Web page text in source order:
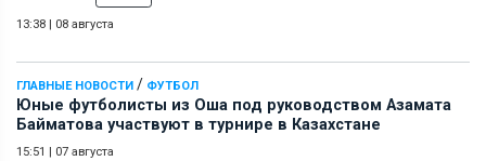
13:38 | 08 августа
ГЛАВНЫЕ НОВОСТИ / ФУТБОЛ
Юные футболисты из Оша под руководством Азамата
Байматова участвуют в турнире в Казахстане
15:51 | 07 августа